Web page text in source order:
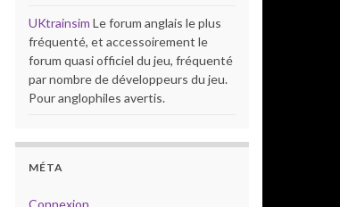
UKtrainsim Le forum anglais le plus
fréquenté, et accessoirement le
forum quasi officiel du jeu, fréquenté
par nombre de développeurs du jeu.
Pour anglophiles avertis.
MÉTA
Connexion